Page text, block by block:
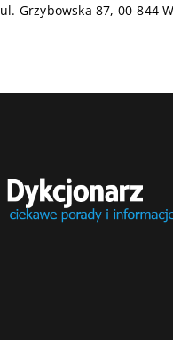
ul. Grzybowska 87, 00-844